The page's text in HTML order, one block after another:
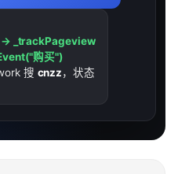
_trackPageview
购买")
搜 cnzz，状态